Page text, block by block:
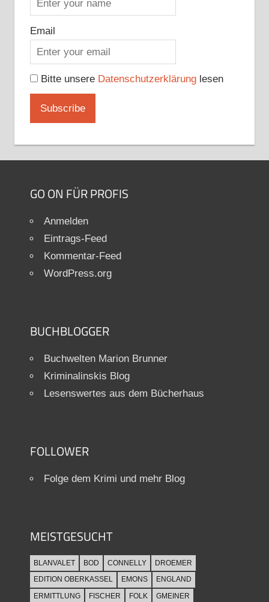
Email
Bitte unsere Datenschutzerklärunglesen
GO ON FÜR PROFIS
Anmelden
Eintrags-Feed
Kommentar-Feed
WordPress.org
BUCHBLOGGER
Buchwelten Marion Brunner
Kriminalinskis Blog
Lesenswertes aus dem Bücherhaus
FOLLOWER
Folge dem Krimi und mehr Blog
MEISTGESUCHT
BLANVALET BOD CONNELLY
DROEMER
EDITION OBERKASSEL
EMONS
ENGLAND
ERMITTLUNG
FISCHER FOLK GMEINER